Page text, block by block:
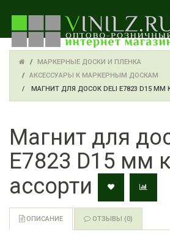
МАРКЕРНЫЕ ДОСКИ И ПЛЕНКА
АКСЕССУАРЫ К МАРКЕРНЫМ ДОСКАМ
МАГНИТ ДЛЯ ДОСОК DELI E7823 D15
Магнит для
E7823 D15 мм
ассорти
ОПИСАНИЕ ОТЗЫВЫ (0)